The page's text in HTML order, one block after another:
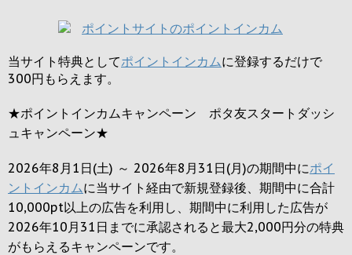
当サイト特典としてポイントインカムに登録するだけで
300円 もらえます。
★ポイントインカムキャンペーン ポタ友スタートダッシ
ュキャンペーン★
2026年8月1日(土) ～ 2026年8月31日(月)の期間中にポイ
ントインカムに当サイト経由で新規登録後、期間中に合計
10,000pt以上の広告を利用し、期間中に利用した広告が
2026年10月31日までに承認されると最大2,000円分の特典
がもらえるキャンペーンです。